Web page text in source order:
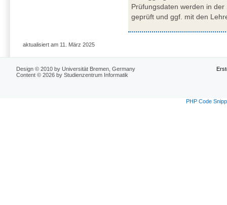
Prüfungsdaten werden in
geprüft und ggf. mit den
aktualisiert am 11. März 2025
Design © 2010 by Universität Bremen, Germany
Content © 2026 by Studienzentrum Informatik
PHP Code